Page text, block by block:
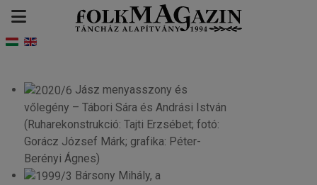
Jász menyasszony és
vőlegény – Tábori Sára és Andrási István
(Ruharekonstrukció: Tajti Erzsébet; fotó:
Gorácz József Márk; grafika: Péter-
Berényi Ágnes)
Bársony Mihály, a